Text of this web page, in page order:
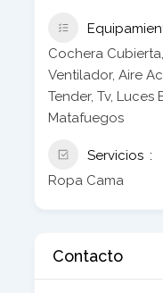
Cochera
Ventilador, Aire
Tender, Tv, Luces
Matafuegos
Servicios
Ropa Cama
Contacto